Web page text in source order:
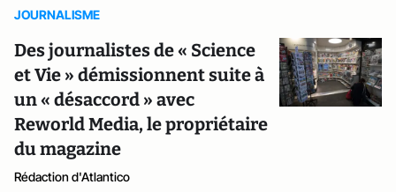
JOURNALISME
Des journalistes de « Science
et Vie » démissionnent suite à
un « désaccord » avec
Reworld Media, le propriétaire
du magazine
Rédaction d'Atlantico